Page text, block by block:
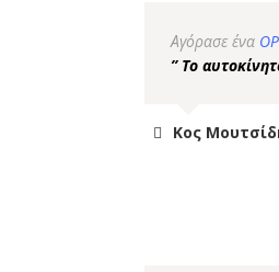
Αγόρασε ένα
” Το
Κος